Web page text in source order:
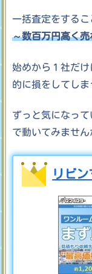
一括査定をするこ
～数百万円高く売
始めから１社だ
的に損をしてしま
ずっと気になっ
で動いてみません
リビン